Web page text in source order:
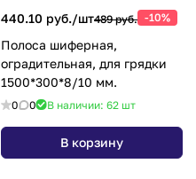
440.10 руб./шт489 руб. -10%
Полоса шиферная,
оградительная, для грядки
1500*300*8/10 мм.
0 0 В наличии: 62 шт
В корзину